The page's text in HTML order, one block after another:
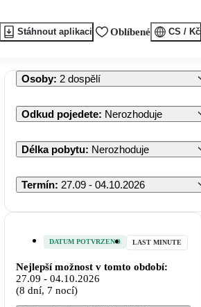
Stáhnout aplikaci Oblíbené CS / Kč
Osoby: 2 dospělí
Odkud pojedete: Nerozhoduje
Délka pobytu: Nerozhoduje
Termín: 27.09 - 04.10.2026
DATUM POTVRZENO LAST MINUTE
Nejlepší možnost v tomto období:
27.09 - 04.10.2026
(8 dní, 7 nocí)